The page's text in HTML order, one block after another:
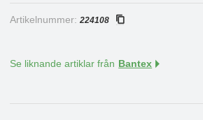
Artikelnummer:224108
Se liknande artiklar från Bantex